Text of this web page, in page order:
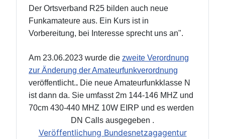
Der Ortsverband R25 bilden auch neue
Funkamateure aus. Ein Kurs ist in
Vorbereitung, bei Interesse sprecht uns an".
Am 23.06.2023 wurde die zweite Verordnung
zur Änderung der Amateurfunkverordnung
veröffentlicht.. Die neue Amateurfunkklasse N
ist dann da. Sie umfasst 2m 144-146 MHZ und
70cm 430-440 MHZ 10W EIRP und es werden
DN Calls ausgegeben .
Veröffentlichung Bundesnetzagagentur